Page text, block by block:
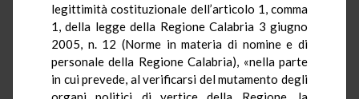
legittimità costituzionale dell’articolo 1, comma
1, della legge della Regione Calabria 3 giugno
2005, n. 12 (Norme in materia di nomine e di
personale della Regione Calabria), «nella parte
in cui prevede, al verificarsi del mutamento degli